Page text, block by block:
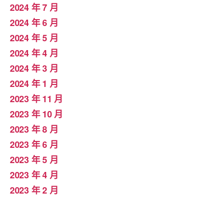
2024 年 7 月
2024 年 6 月
2024 年 5 月
2024 年 4 月
2024 年 3 月
2024 年 1 月
2023 年 11 月
2023 年 10 月
2023 年 8 月
2023 年 6 月
2023 年 5 月
2023 年 4 月
2023 年 2 月